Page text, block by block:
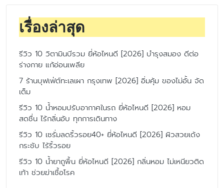
เรื่องล่าสุด
รีวิว 10 วิตามินบีรวม ยี่ห้อไหนดี [2026] บำรุงสมอง ดีต่อ
ร่างกาย แก้อ่อนเพลีย
7 ร้านบุฟเฟ่ต์ทะเลเผา กรุงเทพ [2026] อิ่มคุ้ม ของไม่อั้น จัด
เต็ม
รีวิว 10 น้ำหอมปรับอากาศในรถ ยี่ห้อไหนดี [2026] หอม
สดชื่น ไร้กลิ่นอับ ทุกการเดินทาง
รีวิว 10 เซรั่มลดริ้วรอย40+ ยี่ห้อไหนดี [2026] ผิวสวยเด้ง
กระชับ ไร้ริ้วรอย
รีวิว 10 น้ำยาถูพื้น ยี่ห้อไหนดี [2026] กลิ่นหอม ไม่เหนียวติด
เท้า ช่วยฆ่าเชื้อโรค